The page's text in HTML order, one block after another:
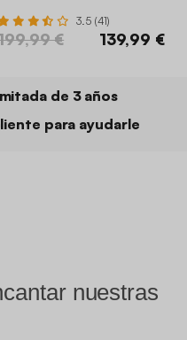
3.5 (41)
€ 139,99 €
de 3 años
para ayudarle
nuestras